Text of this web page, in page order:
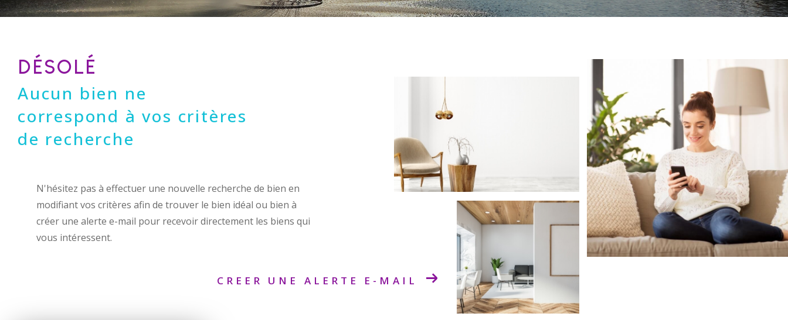
DÉSOLÉ
Aucun bien ne
correspond à vos critères
de recherche
N'hésitez pas à effectuer une nouvelle recherche de bien en
modifiant vos critères afin de trouver le bien idéal ou bien à
créer une alerte e-mail pour recevoir directement les biens qui
vous intéressent.
CREER UNE ALERTE E-MAIL